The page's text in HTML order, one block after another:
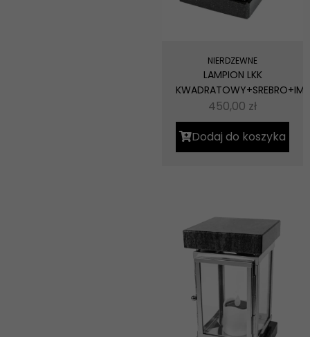
NIERDZEWNE
LAMPION LKK
450,00 zł
Dodaj do koszyka